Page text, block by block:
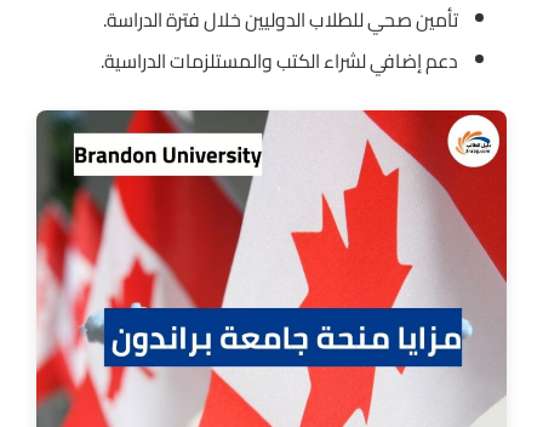
تأمين صحي للطلاب الدوليين خلال فترة الدراسة.
دعم إضافي لشراء الكتب والمستلزمات الدراسية.